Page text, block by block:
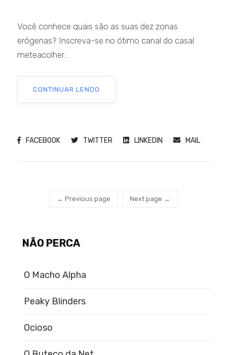
Você conhece quais são as suas dez zonas
erógenas? Inscreva-se no ótimo canal do casal
meteacolher...
CONTINUAR LENDO
FACEBOOK TWITTER LINKEDIN MAIL
← Previous page Next page →
NÃO PERCA
O Macho Alpha
Peaky Blinders
Ocioso